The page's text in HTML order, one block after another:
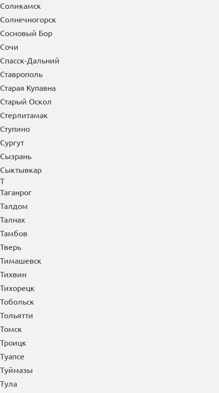
Соликамск
Солнечногорск
Сосновый Бор
Сочи
Спасск-Дальний
Ставрополь
Старая Купавна
Старый Оскол
Стерлитамак
Ступино
Сургут
Сызрань
Сыктывкар
Т
Таганрог
Талдом
Талнах
Тамбов
Тверь
Тимашевск
Тихвин
Тихорецк
Тобольск
Тольятти
Томск
Троицк
Туапсе
Туймазы
Тула